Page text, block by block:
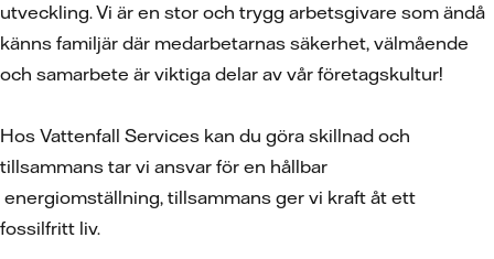
utveckling. Vi är en stor och trygg arbetsgivare som ändå
känns familjär där medarbetarnas säkerhet, välmående
och samarbete är viktiga delar av vår företagskultur!
Hos Vattenfall Services kan du göra skillnad och
tillsammans tar vi ansvar för en hållbar
energiomställning, tillsammans ger vi kraft åt ett
fossilfritt liv.